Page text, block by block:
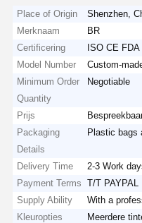
Place of Origin
Shenzhen,
Merknaam
BR
Certificering
ISO CE FDA
Model Number
Custom-
Minimum Order
Quantity
Negotiable
Prijs
Packaging
Details
Plastic bags
Delivery Time
2-3 Work
Payment Terms
T/T PAYPAL
Supply Ability
With a
Kleuropties
Meerdere